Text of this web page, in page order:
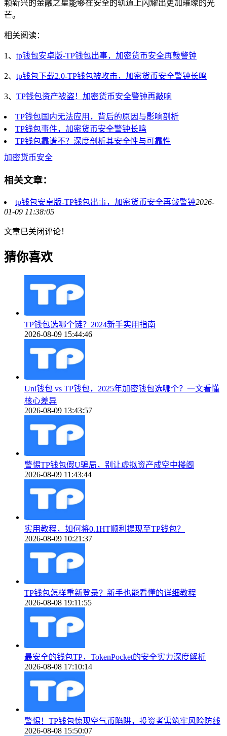
颗新兴的金融之星能够在安全的轨道上闪耀出更加璀璨的光
芒。
相关阅读：
1、 tp钱包安卓版-TP钱包出事，加密货币安全再敲警钟
2、 tp钱包下载2.0-TP钱包被攻击，加密货币安全警钟长鸣
3、 TP钱包资产被盗！加密货币安全警钟再敲响
TP钱包国内无法应用，背后的原因与影响剖析
TP钱包事件，加密货币安全警钟长鸣
TP钱包靠谱不？深度剖析其安全性与可靠性
加密货币安全
相关文章：
tp钱包安卓版-TP钱包出事，加密货币安全再敲警钟2026-
01-09 11:38:05
文章已关闭评论！
猜你喜欢
TP钱包选哪个链？2024新手实用指南
2026-08-09 15:44:46
Uni钱包 vs TP钱包，2025年加密钱包选哪个？一文看懂
核心差异
2026-08-09 13:43:57
警惕TP钱包假U骗局，别让虚拟资产成空中楼阁
2026-08-09 11:43:44
实用教程，如何将0.1HT顺利提现至TP钱包？
2026-08-09 10:21:37
TP钱包怎样重新登录？新手也能看懂的详细教程
2026-08-08 19:11:55
最安全的钱包TP，TokenPocket的安全实力深度解析
2026-08-08 17:10:14
警惕！TP钱包惊现空气币陷阱，投资者需筑牢风险防线
2026-08-08 15:50:07